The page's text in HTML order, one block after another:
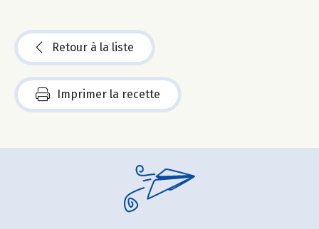
Retour à la liste
Imprimer la recette